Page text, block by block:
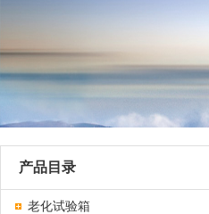
产品目录
老化试验箱